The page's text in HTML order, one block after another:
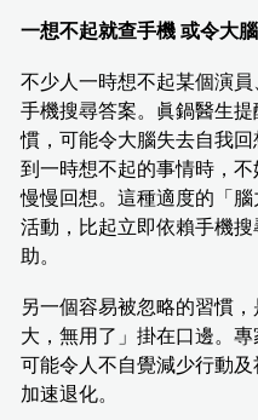
一想不起就查手機 或令大
不少人一時想不起某個演
手機搜尋答案。眞鍋醫生
慣，可能令大腦失去自我
到一時想不起的事情時，
慢慢回想。這種適度的「
活動，比起立即依賴手機
助。
另一個容易被忽略的習慣
大，無用了」掛在口邊。
可能令人不自覺減少行動及
加速退化。